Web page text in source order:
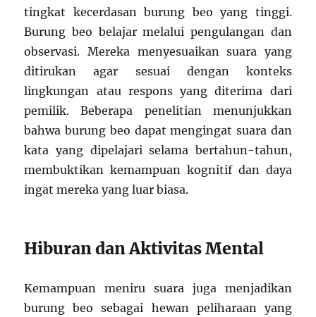
tingkat kecerdasan burung beo yang tinggi.
Burung beo belajar melalui pengulangan dan
observasi. Mereka menyesuaikan suara yang
ditirukan agar sesuai dengan konteks
lingkungan atau respons yang diterima dari
pemilik. Beberapa penelitian menunjukkan
bahwa burung beo dapat mengingat suara dan
kata yang dipelajari selama bertahun-tahun,
membuktikan kemampuan kognitif dan daya
ingat mereka yang luar biasa.
Hiburan dan Aktivitas Mental
Kemampuan meniru suara juga menjadikan
burung beo sebagai hewan peliharaan yang